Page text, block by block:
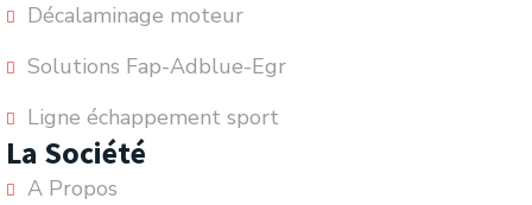
Décalaminage moteur
Solutions Fap-Adblue-Egr
Ligne échappement sport
La Société
A Propos